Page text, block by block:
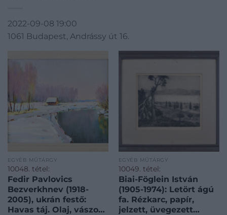
2022-09-08 19:00
1061 Budapest, Andrássy út 16.
EGYÉB MŰTÁRGY
10048. tétel:
Fedir Pavlovics
Bezverkhnev (1918-
2005), ukrán festő:
Havas táj. Olaj, vászon.
EGYÉB MŰTÁRGY
10049. tétel:
Biai-Föglein István
(1905-1974): Letört ágú
fa. Rézkarc, papír,
jelzett, üvegezett